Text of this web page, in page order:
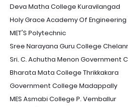
Deva Matha College Kuravilangad
Holy Grace Academy Of Engineering
MET'S Polytechnic
Sree Narayana Guru College
Sri. C. Achutha Menon Government
Bharata Mata College Thrikkakara
Government College Madappally
MES Asmabi College P. Vemballur